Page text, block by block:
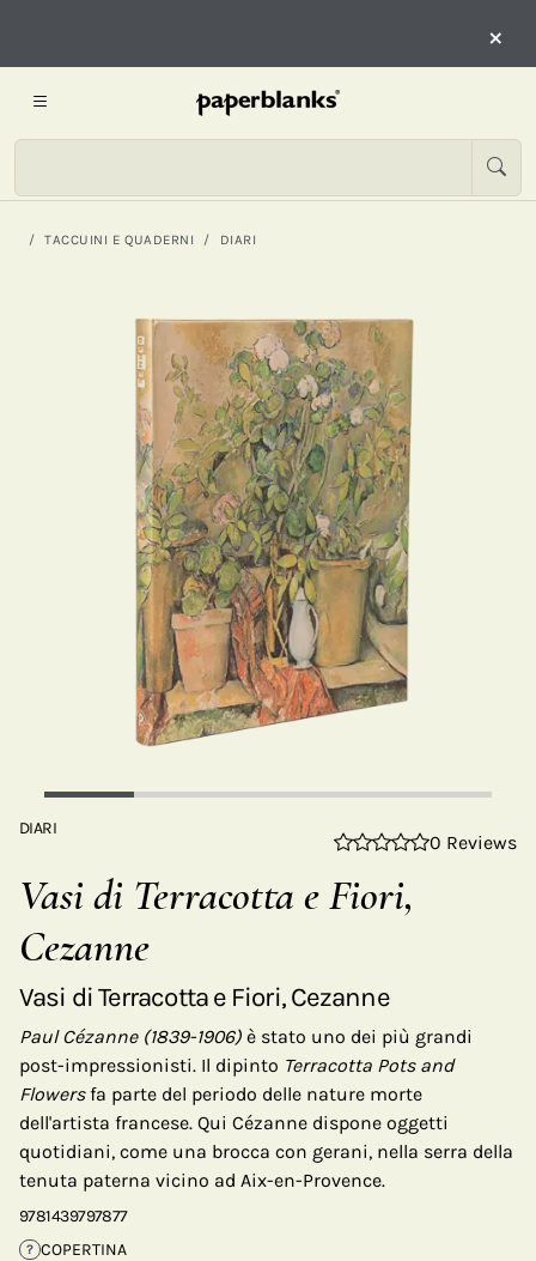
×
TACCUINI E QUADERNI DIARI
DIARI
0 Reviews
Vasi di Terracotta e Fiori,
Cezanne
Vasi di Terracotta e Fiori, Cezanne
Paul Cézanne (1839-1906) è stato uno dei più grandi
post-impressionisti. Il dipinto Terracotta Pots and
Flowersfa parte del periodo delle nature morte
dell'artista francese. Qui Cézanne dispone oggetti
quotidiani, come una brocca con gerani, nella serra della
tenuta paterna vicino ad Aix-en-Provence.
9781439797877
? COPERTINA